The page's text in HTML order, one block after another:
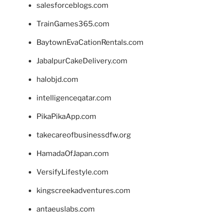
salesforceblogs.com
TrainGames365.com
BaytownEvaCationRentals.com
JabalpurCakeDelivery.com
halobjd.com
intelligenceqatar.com
PikaPikaApp.com
takecareofbusinessdfw.org
HamadaOfJapan.com
VersifyLifestyle.com
kingscreekadventures.com
antaeuslabs.com